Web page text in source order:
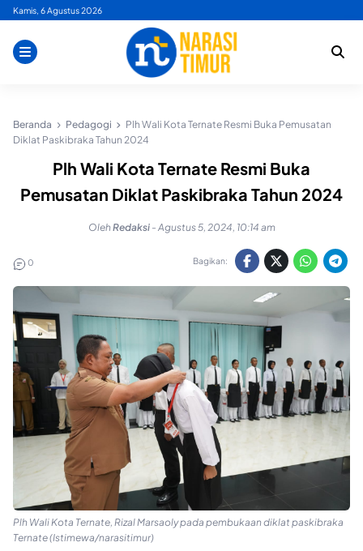
Skip
content
Kamis, 6 Agustus 2026
Beranda Pedagogi
Plh Wali Kota Ternate Resmi Buka Pemusatan
Diklat Paskibraka Tahun 2024
Plh Wali Kota Ternate Resmi Buka
Pemusatan Diklat Paskibraka Tahun 2024
OlehRedaksi - Agustus 5, 2024, 10:14 am
0 Bagikan:
Plh Wali Kota Ternate, Rizal Marsaoly pada pembukaan diklat paskibraka
Ternate (Istimewa/narasitimur)